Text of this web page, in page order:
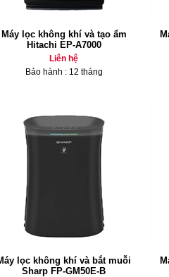
Máy lọc không khí và tạo ẩm
Hitachi EP-A7000
Liên hệ
Bảo hành : 12 tháng
lọc không khí và bắt muỗi
Sharp FP-GM50E-B